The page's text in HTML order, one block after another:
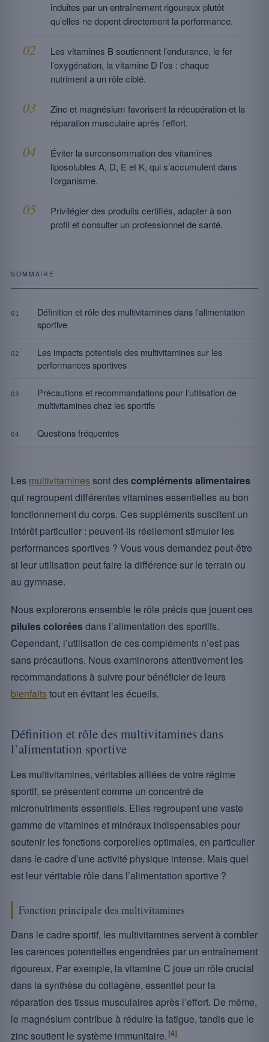
induites par un entraînement rigoureux plutôt
qu’elles ne dopent directement la performance.
Les vitamines B soutiennent l’endurance, le fer
l’oxygénation, la vitamine D l’os : chaque
nutriment a un rôle ciblé.
Zinc et magnésium favorisent la récupération et la
réparation musculaire après l’effort.
Éviter la surconsommation des vitamines
liposolubles A, D, E et K, qui s’accumulent dans
l’organisme.
Privilégier des produits certifiés, adapter à son
profil et consulter un professionnel de santé.
SOMMAIRE
01
Définition et rôle des multivitamines dans l’alimentation
sportive
02
Les impacts potentiels des multivitamines sur les
performances sportives
03
Précautions et recommandations pour l’utilisation de
multivitamines chez les sportifs
04 Questions fréquentes
Les multivitaminessont descompléments alimentaires
qui regroupent différentes vitamines essentielles au bon
fonctionnement du corps. Ces suppléments suscitent un
intérêt particulier : peuvent-ils réellement stimuler les
performances sportives ? Vous vous demandez peut-être
si leur utilisation peut faire la différence sur le terrain ou
au gymnase.
Nous explorerons ensemble le rôle précis que jouent ces
pilules coloréesdans l’alimentation des sportifs.
Cependant, l’utilisation de ces compléments n’est pas
sans précautions. Nous examinerons attentivement les
recommandations à suivre pour bénéficier de leurs
bienfaitstout en évitant les écueils.
Définition et rôle des multivitamines dans
l’alimentation sportive
Les multivitamines, véritables alliées de votre régime
sportif, se présentent comme un concentré de
micronutriments essentiels. Elles regroupent une vaste
gamme de vitamines et minéraux indispensables pour
soutenir les fonctions corporelles optimales, en particulier
dans le cadre d’une activité physique intense. Mais quel
est leur véritable rôle dans l’alimentation sportive ?
Fonction principale des multivitamines
Dans le cadre sportif, les multivitamines servent à combler
les carences potentielles engendrées par un entraînement
rigoureux. Par exemple, la vitamine C joue un rôle crucial
dans la synthèse du collagène, essentiel pour la
réparation des tissus musculaires après l’effort. De même,
le magnésium contribue à réduire la fatigue, tandis que le
zinc soutient le système immunitaire. [4]